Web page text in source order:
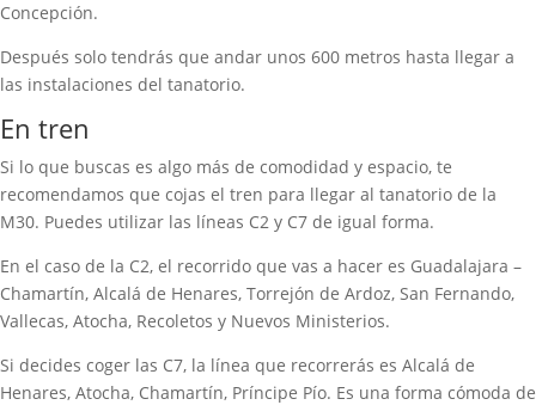
Concepción.
Después solo tendrás que andar unos 600 metros hasta llegar a
las instalaciones del tanatorio.
En tren
Si lo que buscas es algo más de comodidad y espacio, te
recomendamos que cojas el tren para llegar al tanatorio de la
M30. Puedes utilizar las líneas C2 y C7 de igual forma.
En el caso de la C2, el recorrido que vas a hacer es Guadalajara –
Chamartín, Alcalá de Henares, Torrejón de Ardoz, San Fernando,
Vallecas, Atocha, Recoletos y Nuevos Ministerios.
Si decides coger las C7, la línea que recorrerás es Alcalá de
Henares, Atocha, Chamartín, Príncipe Pío. Es una forma cómoda de